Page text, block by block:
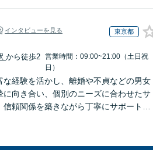
インタビューを見る 東京都
から徒歩2 営業時間：09:00~21:00（土日祝
日）
経験を活かし、離婚や不貞などの男女
に向き合い、個別のニーズに合わせたサ
頼関係を築きながら丁寧にサポートし